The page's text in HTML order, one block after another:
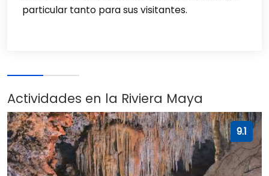
particular tanto para sus visitantes.
Actividades en la Riviera Maya
9.1